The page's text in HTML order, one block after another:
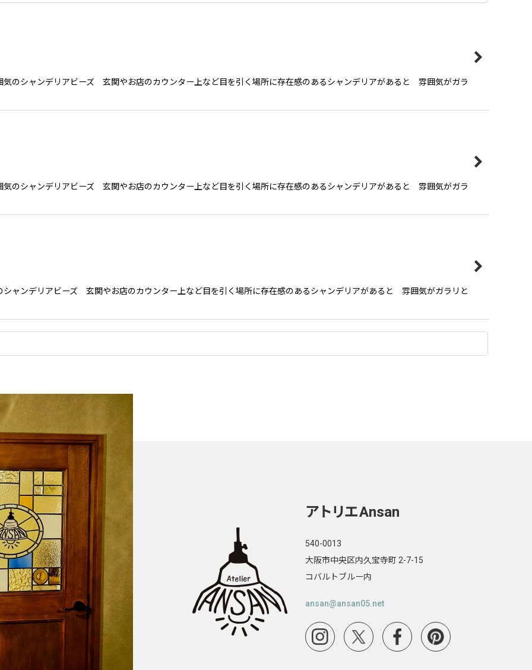
気のシャンデリアビーズ 玄関やお店のカウンター上など目を引く場所に存在感のあるシャンデリアがあると 雰囲気がガラ
気のシャンデリアビーズ 玄関やお店のカウンター上など目を引く場所に存在感のあるシャンデリアがあると 雰囲気がガラ
シャンデリアビーズ 玄関やお店のカウンター上など目を引く場所に存在感のあるシャンデリアがあると 雰囲気がガラリと
アトリエAnsan
540-0013
大阪市中央区内久宝寺町 2-7-15
コバルトブルー内
ansan@ansan05.net